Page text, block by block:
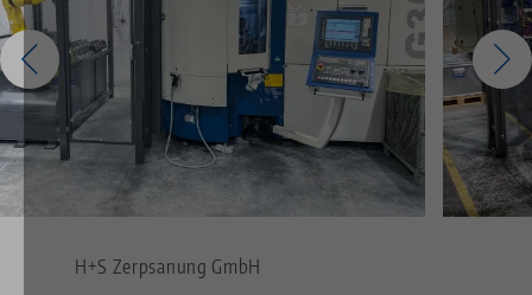
H+S Zerpsanung GmbH